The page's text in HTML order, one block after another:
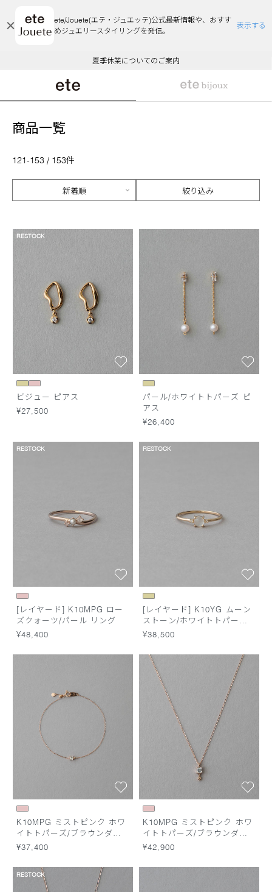
ete/Jouete(エテ・ジュエッテ)公式最新情報や、おすす
めジュエリースタイリングを発信。
表示する
エコラッピング及びエコポイント付与のご案内
ご注文いただいたお品物のお届け状況について
夏季休業についてのご案内
WEB Limited Items >>
採用のご案内
悪質な偽サイトにご注意ください
エコラッピング及びエコポイント付与のご案内
ご注文いただいたお品物のお届け状況について
商品一覧
121-153 / 153件
絞り込み
RESTOCK
ビジュー ピアス
¥27,500
パール/ホワイトトパーズ ピ
アス
¥26,400
RESTOCK
[レイヤード] K10MPG ロー
ズクォーツ/パール リング
¥48,400
RESTOCK
[レイヤード] K10YG ムーン
ストーン/ホワイトトパーズ
リング
¥38,500
K10MPG ミストピンク ホワ
イトトパーズ/ブラウンダイ
ヤモンド ブレスレット
¥37,400
K10MPG ミストピンク ホワ
イトトパーズ/ブラウンダイ
ヤモンド ネックレス
¥42,900
RESTOCK